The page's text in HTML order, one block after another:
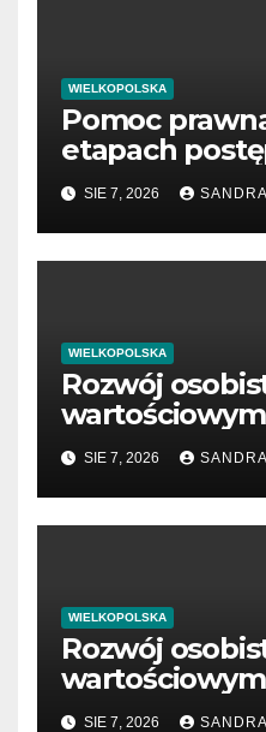
WIELKOPOLSKA
Pomoc
etapach
SIE 7, 2026 SANDRA
WIELKOPOLSKA
Rozwój
SIE 7, 2026 SANDRA
WIELKOPOLSKA
Rozwój
SIE 7, 2026 SANDRA